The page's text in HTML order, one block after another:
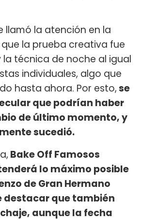
llamó la atención en la
la prueba creativa fue
técnica de noche al igual
individuales, algo que
hasta ahora. Por esto,se
que podrían haber
de último momento, y
sucedió.
Bake Off Famosos
lo máximo posible
de Gran Hermano
destacar que también
aunque la fecha